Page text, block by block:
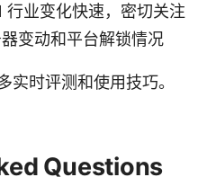
行业变化快速，密切关注
变动和平台解锁情况
实时评测和使用技巧。
Questions